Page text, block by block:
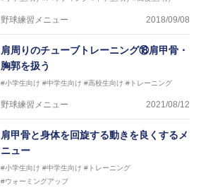
野球練習メニュー 2018/09/08
肩周りのチューブトレーニング⑱肩甲骨・
胸郭を扱う
#小学生向け #中学生向け #高校生向け #トレーニング
野球練習メニュー 2021/08/12
肩甲骨と身体を回旋する動きを良くするメ
ニュー
#小学生向け #中学生向け #トレーニング
#ウォーミングアップ